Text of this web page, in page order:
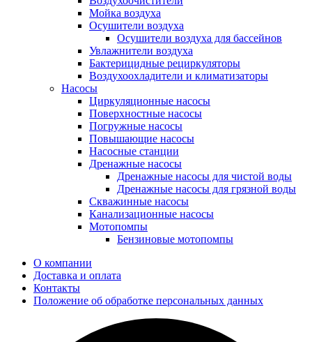
Мойка воздуха
Осушители воздуха
Осушители воздуха для бассейнов
Увлажнители воздуха
Бактерицидные рециркуляторы
Воздухоохладители и климатизаторы
Насосы
Циркуляционные насосы
Поверхностные насосы
Погружные насосы
Повышающие насосы
Насосные станции
Дренажные насосы
Дренажные насосы для чистой воды
Дренажные насосы для грязной воды
Скважинные насосы
Канализационные насосы
Мотопомпы
Бензиновые мотопомпы
О компании
Доставка и оплата
Контакты
Положение об обработке персональных данных